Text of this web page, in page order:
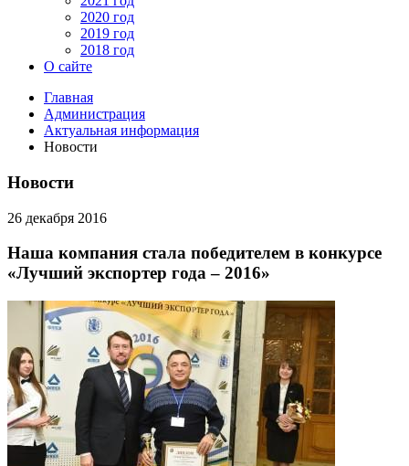
2020 год
2019 год
2018 год
О сайте
Главная
Администрация
Актуальная информация
Новости
Новости
26 декабря 2016
Наша компания стала победителем в конкурсе
«Лучший экспортер года – 2016»